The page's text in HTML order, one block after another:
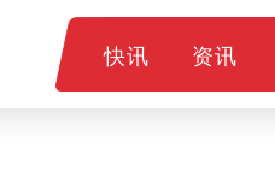
快讯 资讯